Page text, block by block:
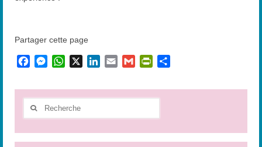
Partager cette page
FacebookMessenger
WhatsAppLinkedIn
Email Gmail PrintFriendly
Rechercher